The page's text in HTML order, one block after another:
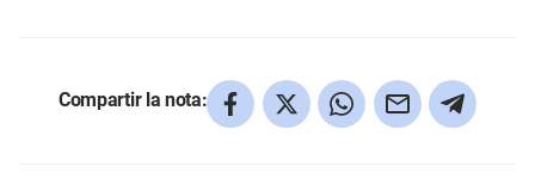
Compartir la nota: